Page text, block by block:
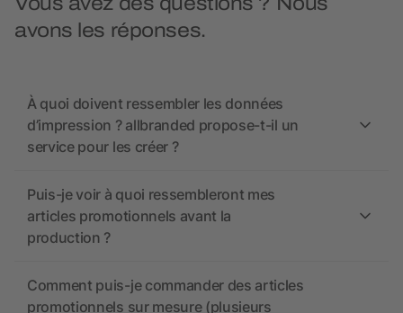
avons les réponses.
À quoi doivent ressembler les données
d’impression ? allbranded propose-t-il un
service pour les créer ?
Puis-je voir à quoi ressembleront mes
articles promotionnels avant la
production ?
Comment puis-je commander des articles
promotionnels sur mesure (plusieurs